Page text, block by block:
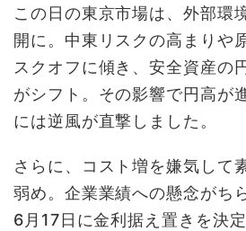
この日の東京市場は、外部環
開に。中東リスクの高まりや
スクオフに傾き、安全資産の
がシフト。その影響で円高が
には逆風が直撃しました。
さらに、コスト増を嫌気して
弱め。企業業績への懸念がち
6月17日に金利据え置きを決